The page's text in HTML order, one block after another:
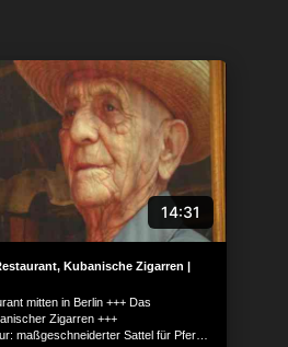
14:31
Kubanische Zigarren |
mitten in Berlin +++ Das
Zigarren +++
maßgeschneiderter Sattel für Pferd